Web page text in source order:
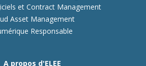
et Contract Management
Asset Management
Responsable
A propos d'ELEE